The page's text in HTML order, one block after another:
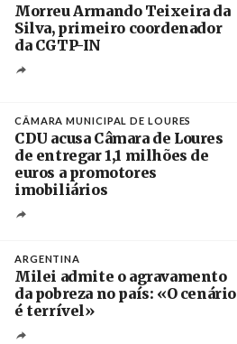
Morreu Armando Teixeira da
Silva, primeiro coordenador
da CGTP-IN
CÂMARA MUNICIPAL DE LOURES
CDU acusa Câmara de Loures
de entregar 1,1 milhões de
euros a promotores
imobiliários
ARGENTINA
Milei admite o agravamento
da pobreza no país: «O cenário
é terrível»